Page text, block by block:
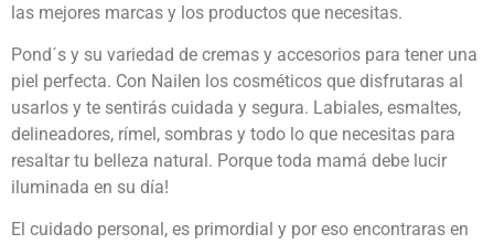
las mejores marcas y los productos que necesitas.
Pond´s y su variedad de cremas y accesorios para tener una
piel perfecta. Con Nailen los cosméticos que disfrutaras al
usarlos y te sentirás cuidada y segura. Labiales, esmaltes,
delineadores, rímel, sombras y todo lo que necesitas para
resaltar tu belleza natural. Porque toda mamá debe lucir
iluminada en su día!
El cuidado personal, es primordial y por eso encontraras en